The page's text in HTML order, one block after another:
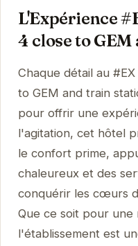
L'Expérience
4 close to
Chaque détail au
to GEM and train
pour offrir une
l'agitation, cet hôtel
le confort prime,
chaleureux et des
conquérir les cœurs
Que ce soit pour
l'établissement est